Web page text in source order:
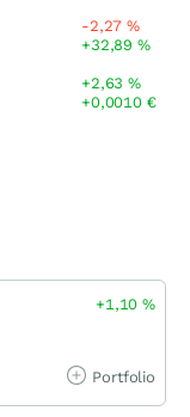
-2,27%
+32,89%
+2,63%
+0,0010 €
+1,10%
Portfolio